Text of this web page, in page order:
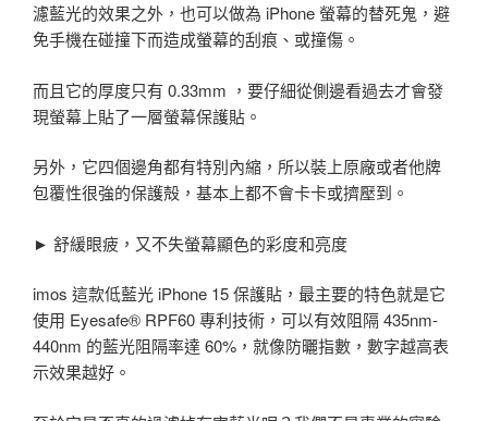
濾藍光的效果之外，也可以做為 iPhone 螢幕的替死鬼，避
免手機在碰撞下而造成螢幕的刮痕、或撞傷。
而且它的厚度只有 0.33mm ，要仔細從側邊看過去才會發
現螢幕上貼了一層螢幕保護貼。
另外，它四個邊角都有特別內縮，所以裝上原廠或者他牌
包覆性很強的保護殻，基本上都不會卡卡或擠壓到。
► 舒緩眼疲，又不失螢幕顯色的彩度和亮度
imos 這款低藍光 iPhone 15 保護貼，最主要的特色就是它
使用 Eyesafe® RPF60 專利技術，可以有效阻隔 435nm-
440nm 的藍光阻隔率達 60%，就像防曬指數，數字越高表
示效果越好。